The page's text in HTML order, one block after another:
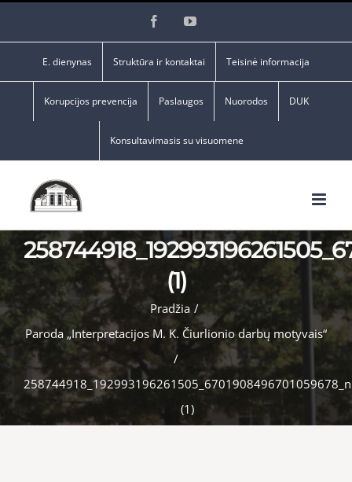
FacebookYouTube
E. dienynas Struktūra ir kontaktai Teisinė informacija
Korupcijos prevencija Paslaugos Nuorodos DUK
Konsultavimasis su visuomene
(1)
Pradžia /
Paroda „Interpretacijos M. K. Čiurlionio darbų motyvais“
/
258744918_192993196261505_6701908496701059678_n
(1)